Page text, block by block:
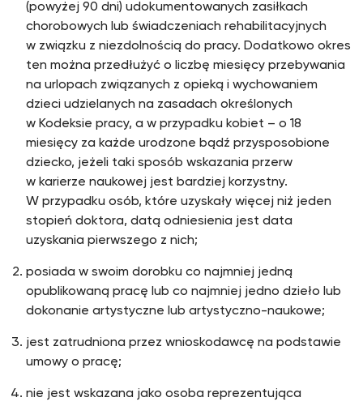
(powyżej 90 dni) udokumentowanych zasiłkach
chorobowych lub świadczeniach rehabilitacyjnych
w związku z niezdolnością do pracy. Dodatkowo okres
ten można przedłużyć o liczbę miesięcy przebywania
na urlopach związanych z opieką i wychowaniem
dzieci udzielanych na zasadach określonych
w Kodeksie pracy, a w przypadku kobiet – o 18
miesięcy za każde urodzone bądź przysposobione
dziecko, jeżeli taki sposób wskazania przerw
w karierze naukowej jest bardziej korzystny.
W przypadku osób, które uzyskały więcej niż jeden
stopień doktora, datą odniesienia jest data
uzyskania pierwszego z nich;
posiada w swoim dorobku co najmniej jedną
opublikowaną pracę lub co najmniej jedno dzieło lub
dokonanie artystyczne lub artystyczno-naukowe;
jest zatrudniona przez wnioskodawcę na podstawie
umowy o pracę;
nie jest wskazana jako osoba reprezentująca